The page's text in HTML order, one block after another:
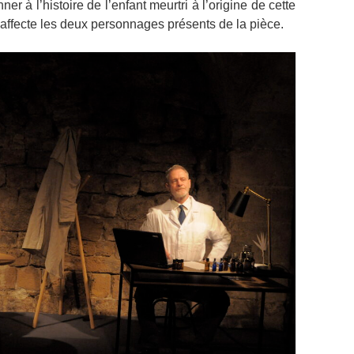
à l’histoire de l’enfant meurtri à l’origine de cette
les deux personnages présents de la pièce.